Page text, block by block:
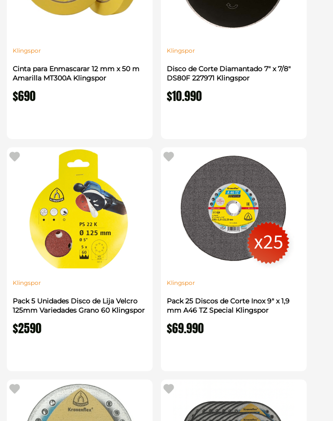
Klingspor
Cinta para Enmascarar 12 mm x 50 m
Amarilla MT300A Klingspor
$690
Klingspor
Disco de Corte Diamantado 7" x 7/8"
DS80F 227971 Klingspor
$10.990
Klingspor
Pack 5 Unidades Disco de Lija Velcro
125mm Variedades Grano 60 Klingspor
$2590
Klingspor
Pack 25 Discos de Corte Inox 9" x 1,9
mm A46 TZ Special Klingspor
$69.990